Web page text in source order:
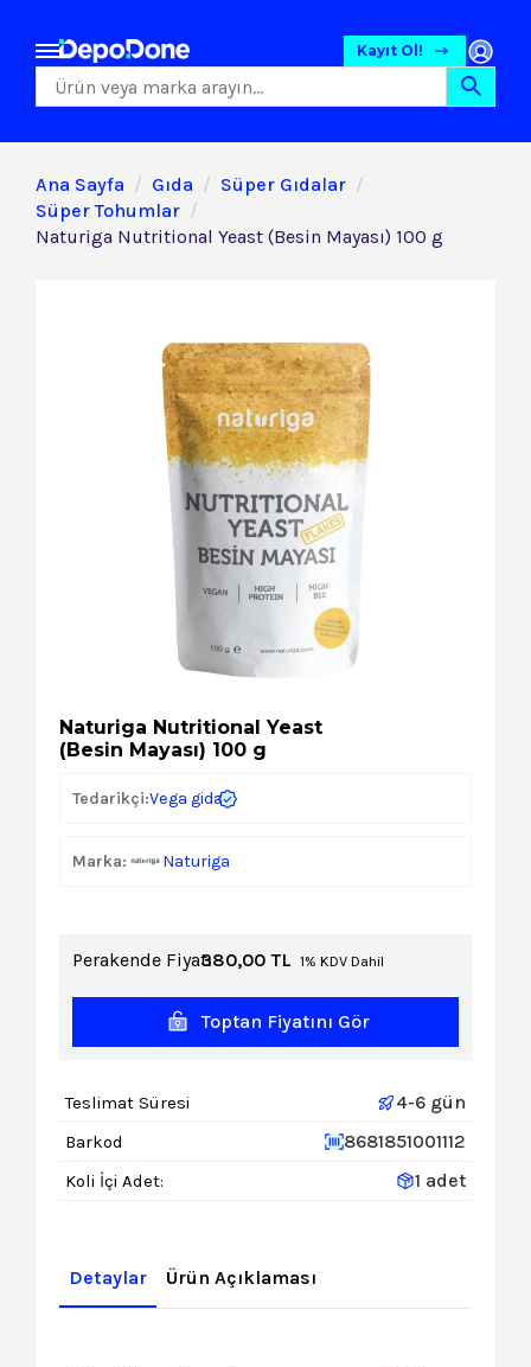
Kayıt Ol!
Ana Sayfa Gıda
Süper Gıdalar
Süper Tohumlar
Naturiga Nutritional Yeast (Besin Mayası) 100 g
Naturiga Nutritional Yeast
(Besin Mayası) 100 g
Tedarikçi:Vega gida
Marka: Naturiga
Perakende Fiyat:380,00 TL 1% KDV Dahil
Toptan Fiyatını Gör
Teslimat Süresi 4-6 gün
Barkod 8681851001112
Koli İçi Adet: 1 adet
Detaylar Ürün Açıklaması